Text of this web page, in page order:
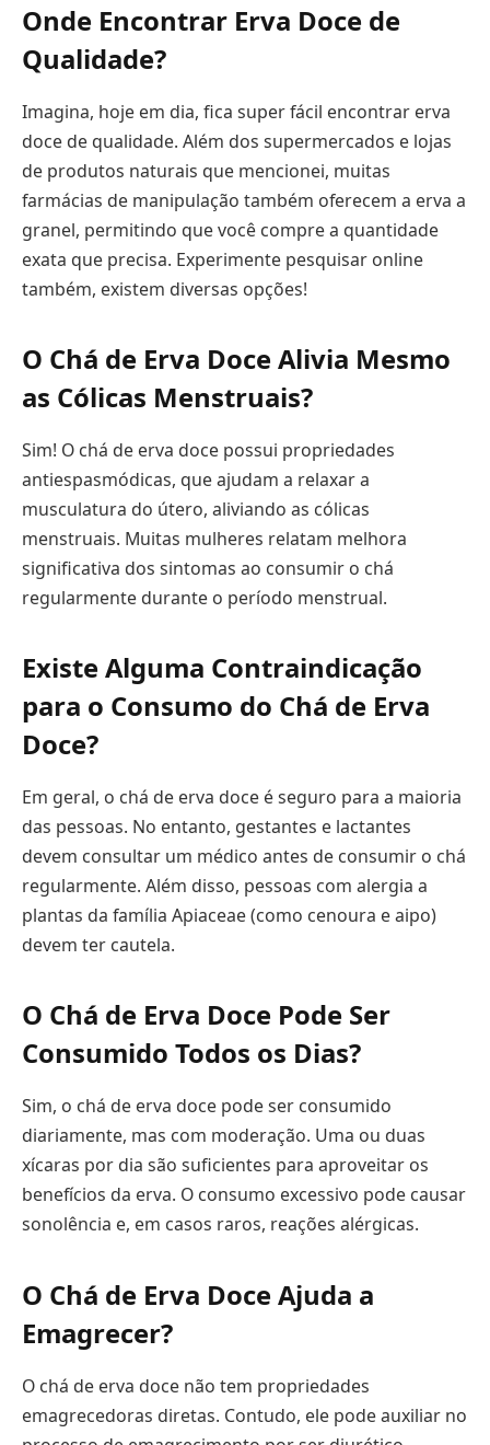
Onde Encontrar Erva Doce de
Qualidade?
Imagina, hoje em dia, fica super fácil encontrar erva
doce de qualidade. Além dos supermercados e lojas
de produtos naturais que mencionei, muitas
farmácias de manipulação também oferecem a erva a
granel, permitindo que você compre a quantidade
exata que precisa. Experimente pesquisar online
também, existem diversas opções!
O Chá de Erva Doce Alivia Mesmo
as Cólicas Menstruais?
Sim! O chá de erva doce possui propriedades
antiespasmódicas, que ajudam a relaxar a
musculatura do útero, aliviando as cólicas
menstruais. Muitas mulheres relatam melhora
significativa dos sintomas ao consumir o chá
regularmente durante o período menstrual.
Existe Alguma Contraindicação
para o Consumo do Chá de Erva
Doce?
Em geral, o chá de erva doce é seguro para a maioria
das pessoas. No entanto, gestantes e lactantes
devem consultar um médico antes de consumir o chá
regularmente. Além disso, pessoas com alergia a
plantas da família Apiaceae (como cenoura e aipo)
devem ter cautela.
O Chá de Erva Doce Pode Ser
Consumido Todos os Dias?
Sim, o chá de erva doce pode ser consumido
diariamente, mas com moderação. Uma ou duas
xícaras por dia são suficientes para aproveitar os
benefícios da erva. O consumo excessivo pode causar
sonolência e, em casos raros, reações alérgicas.
O Chá de Erva Doce Ajuda a
Emagrecer?
O chá de erva doce não tem propriedades
emagrecedoras diretas. Contudo, ele pode auxiliar no